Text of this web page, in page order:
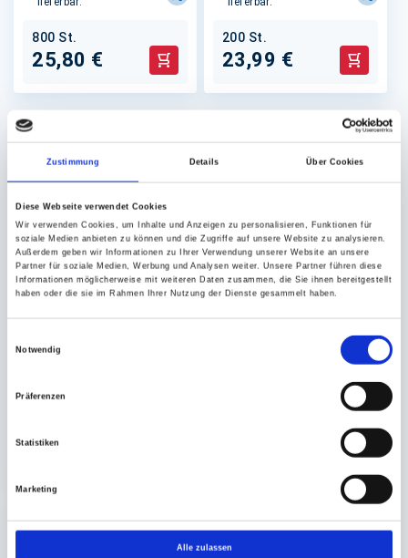
Zustimmung Details Über Cookies
Diese Webseite verwendet Cookies
Wir verwenden Cookies, um Inhalte und Anzeigen zu personalisieren, Funktionen für
soziale Medien anbieten zu können und die Zugriffe auf unsere Website zu analysieren.
Außerdem geben wir Informationen zu Ihrer Verwendung unserer Website an unsere
Partner für soziale Medien, Werbung und Analysen weiter. Unsere Partner führen diese
Informationen möglicherweise mit weiteren Daten zusammen, die Sie ihnen bereitgestellt
haben oder die sie im Rahmen Ihrer Nutzung der Dienste gesammelt haben.
Notwendig
Präferenzen
Statistiken
Marketing
Alle zulassen
800 St.
25,80 € In den Warenkorb
200 St.
23,99 € In den
Deckel, Domdeckel für
Smoothie Clear Cups
lieferbar.
32,52 €
Trinkbecherhalter
In den